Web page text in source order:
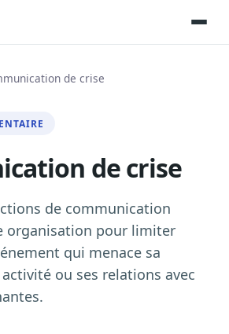
réponses sourcées
AN/Sénat transcrites
radio
analysées avant 10 h
de crise
de crise
de communication
organisation pour limiter
qui menace sa
ou ses relations avec